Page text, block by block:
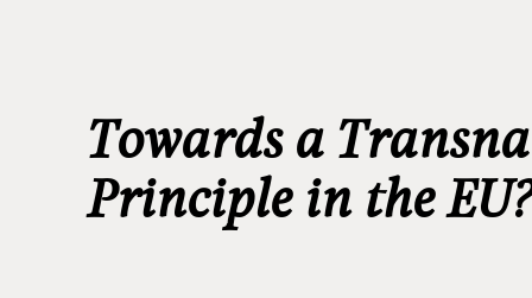
Towards a
Principle in the